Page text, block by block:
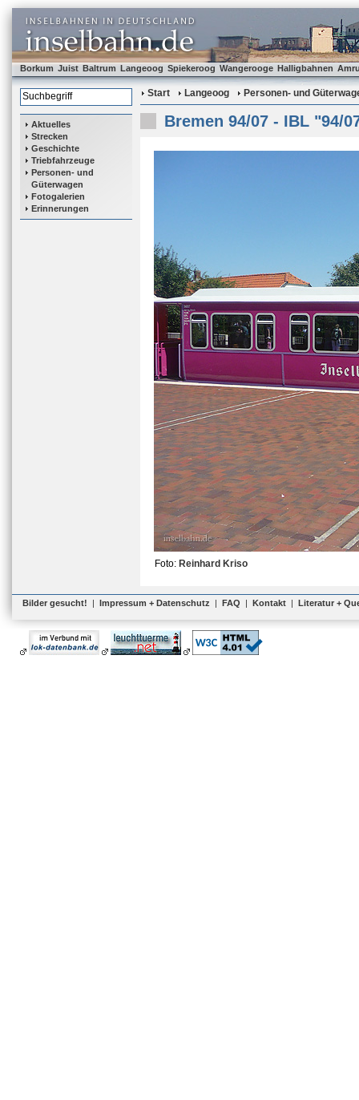
Borkum Juist Baltrum Langeoog Spiekeroog Wangerooge Halligbahnen
Aktuelles
Strecken
Geschichte
Triebfahrzeuge
Personen- und
Güterwagen
Fotogalerien
Erinnerungen
Start Langeoog Personen- und
Bremen 94/07 - IBL "94/
Foto: Reinhard Kriso
Bilder gesucht! | Impressum + Datenschutz | FAQ | Kontakt | Literatur +